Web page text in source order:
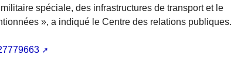
spéciale, des infrastructures de transport et le
», a indiqué le Centre des relations publiques.